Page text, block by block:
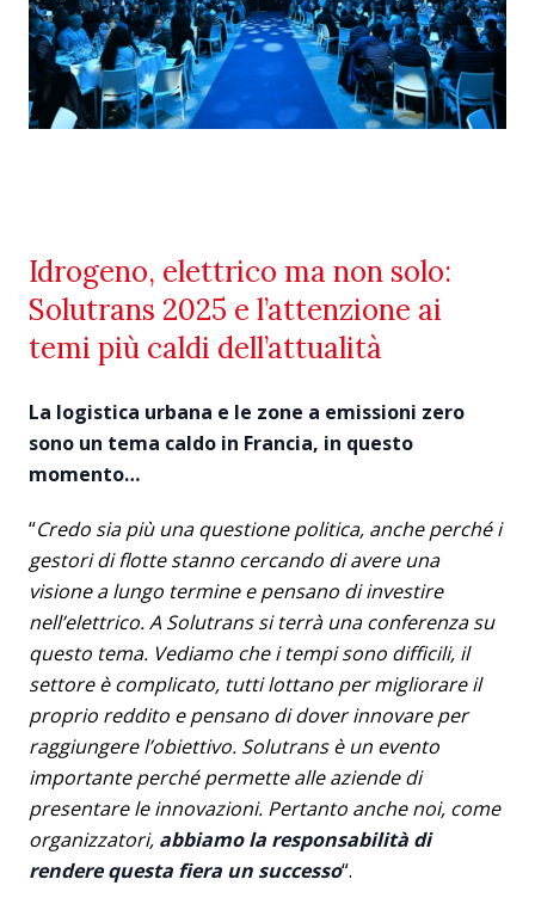
Idrogeno, elettrico ma non solo:
Solutrans 2025 e l’attenzione ai
temi più caldi dell’attualità
La logistica urbana e le zone a emissioni zero
sono un tema caldo in Francia, in questo
momento…
“Credo sia più una questione politica, anche perché i
gestori di flotte stanno cercando di avere una
visione a lungo termine e pensano di investire
nell’elettrico. A Solutrans si terrà una conferenza su
questo tema. Vediamo che i tempi sono difficili, il
settore è complicato, tutti lottano per migliorare il
proprio reddito e pensano di dover innovare per
raggiungere l’obiettivo. Solutrans è un evento
importante perché permette alle aziende di
presentare le innovazioni. Pertanto anche noi, come
organizzatori, abbiamo la responsabilità di
rendere questa fiera un successo“.